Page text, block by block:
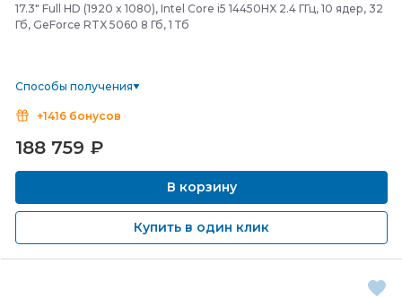
17.3" Full HD (1920 x 1080), Intel Core i5 14450HX 2.4 ГГц, 10 ядер, 32
Гб, GeForce RTX 5060 8 Гб, 1 Тб
Способы получения
+1416 бонусов
188 759 ₽
В корзину
Купить в один клик